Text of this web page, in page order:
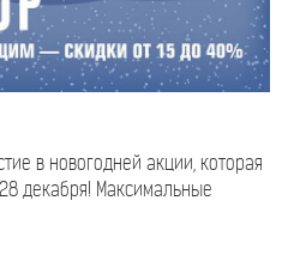
в новогодней акции, которая
декабря! Максимальные